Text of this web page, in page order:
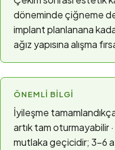
döneminde çiğneme
implant planlanana
ağız yapısına alışma
ÖNEMLI BILGI
İyileşme
artık tam oturmayabilir
mutlaka geçicidir; 3–6